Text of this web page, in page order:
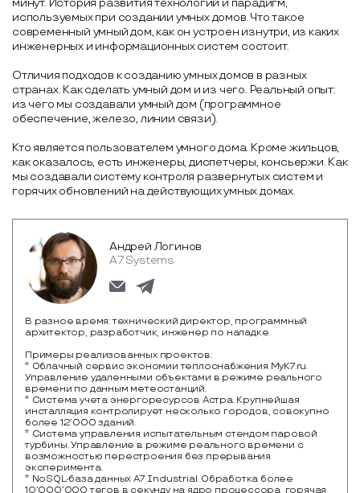
минут. История развития технологий и парадигм,
используемых при создании умных домов. Что такое
современный умный дом, как он устроен изнутри, из каких
инженерных и информационных систем состоит.
Отличия подходов к созданию умных домов в разных
странах. Как сделать умный дом и из чего. Реальный опыт:
из чего мы создавали умный дом (программное
обеспечение, железо, линии связи).
Кто является пользователем умного дома. Кроме жильцов,
как оказалось, есть инженеры, диспетчеры, консьержи. Как
мы создавали систему контроля развернутых систем и
горячих обновлений на действующих умных домах.
Андрей Логинов
A7 Systems
В разное время: технический директор, программный
архитектор, разработчик, инженер по наладке.
Примеры реализованных проектов:
* Облачный сервис экономии теплоснабжения MyК7.ru.
Управление удаленными объектами в режиме реального
времени по данным метеостанций.
* Система учета энергоресурсов Астра. Крупнейшая
инсталляция контролирует несколько городов, совокупно
более 12’000 зданий.
* Система управления испытательным стендом паровой
турбины. Управление в режиме реального времени с
возможностью перестроения без прерывания
эксперимента.
* NoSQL-база данных A7 Industrial. Обработка более
10’000’000 тегов в секунду на ядро процессора, горячая